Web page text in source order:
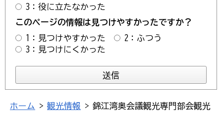
3：役に立たなかった
このページの情報は見つけやすかったですか？
1：見つけやすかった
2：ふつう
3：見つけにくかった
ホーム > 観光情報 > 錦江湾奥会議観光専門部会観光